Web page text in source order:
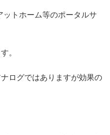
トホーム等のポータルサ
。
ログではありますが効果の